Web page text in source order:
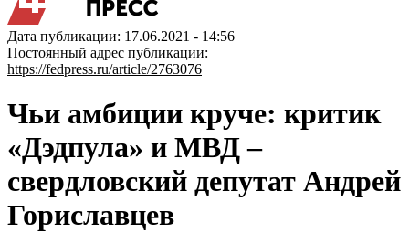
Дата публикации: 17.06.2021 - 14:56
Постоянный адрес публикации:
https://fedpress.ru/article/2763076
Чьи амбиции круче: критик
«Дэдпула» и МВД –
свердловский депутат Андрей
Гориславцев